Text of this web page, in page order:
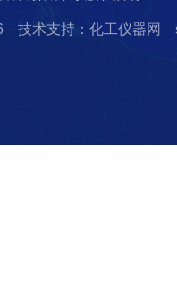
技术支持：化工仪器网